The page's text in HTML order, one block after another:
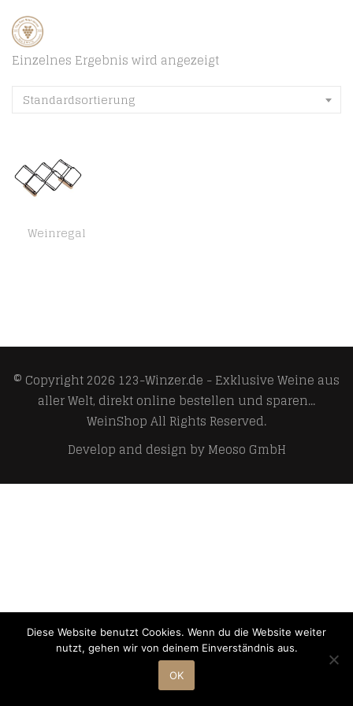
Einzelnes Ergebnis wird angezeigt
Standardsortierung
Weinregal
© Copyright 2026 123-Winzer.de - Exklusive Weine aus
aller Welt, direkt online bestellen und sparen...
WeinShopAll Rights Reserved.
Develop and design byMeoso GmbH
Diese Website benutzt Cookies. Wenn du die Website weiter
nutzt, gehen wir von deinem Einverständnis aus.
OK